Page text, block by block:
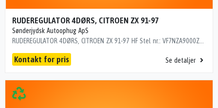
RUDEREGULATOR 4DØRS, CITROEN ZX 91-97
Sønderjydsk Autoophug ApS
RUDEREGULATOR 4DØRS, CITROEN ZX 91-97 HF Stel nr.: VF7NZA9000ZA94937 Årgang: 1992 Del nr.: A95526 Dito nr.: 05415604 Stamkort nr.: 5720 KABEL 213000 km
Kontakt for pris Se detaljer